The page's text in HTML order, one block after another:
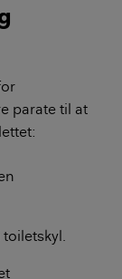
parate til at